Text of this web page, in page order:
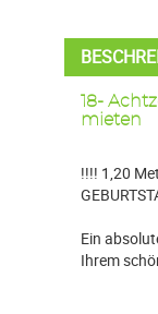
18-
mieten
!!!! 1,20
Ein
Ihrem